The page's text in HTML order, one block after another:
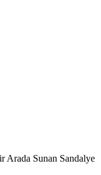
Sunan Sandalye